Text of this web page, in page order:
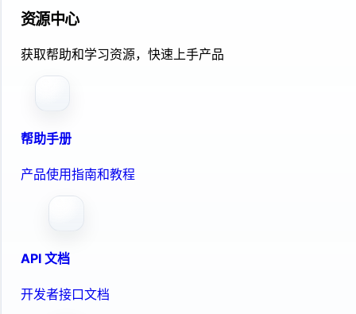
资源中心
获取帮助和学习资源，快速上手产品
帮助手册
产品使用指南和教程
API 文档
开发者接口文档